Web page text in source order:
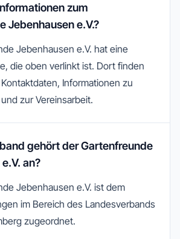
zum
Jebenhausen e.V.?
Jebenhausen e.V. hat eine
die oben verlinkt ist. Dort finden
Informationen zu
zur Vereinsarbeit.
gehört der Gartenfreunde
an?
Jebenhausen e.V. ist dem
im Bereich des Landesverbands
zugeordnet.